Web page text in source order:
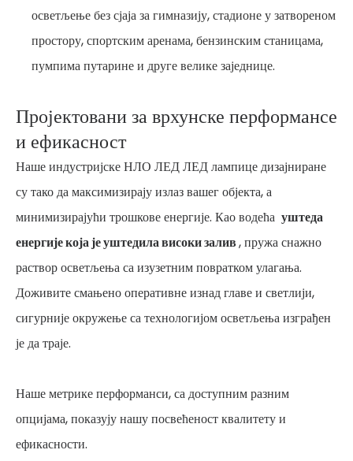
осветљење без сјаја за гимназију, стадионе у затвореном
простору, спортским аренама, бензинским станицама,
пумпима путарине и друге велике заједнице.
Пројектовани за врхунске перформансе
и ефикасност
Наше индустријске НЛО ЛЕД ЛЕД лампице дизајниране
су тако да максимизирају излаз вашег објекта, а
минимизирајући трошкове енергије. Као водећа уштеда
енергије која је уштедила високи залив, пружа снажно
раствор осветљења са изузетним повратком улагања.
Доживите смањено оперативне изнад главе и светлији,
сигурније окружење са технологијом осветљења изграђен
је да траје.
Наше метрике перформанси, са доступним разним
опцијама, показују нашу посвећеност квалитету и
ефикасности.